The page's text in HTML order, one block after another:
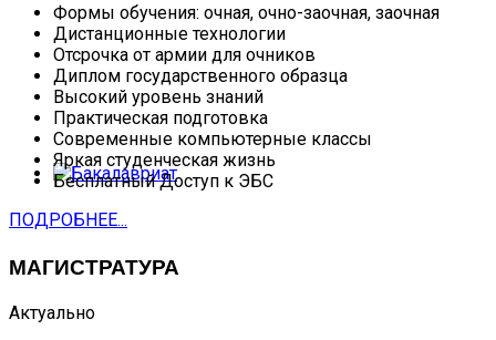
Формы обучения: очная, очно-заочная, заочная
Дистанционные технологии
Отсрочка от армии для очников
Диплом государственного образца
Высокий уровень знаний
Практическая подготовка
Современные компьютерные классы
Яркая студенческая жизнь
Бесплатный Доступ к ЭБС
ПОДРОБНЕЕ...
МАГИСТРАТУРА
Актуально